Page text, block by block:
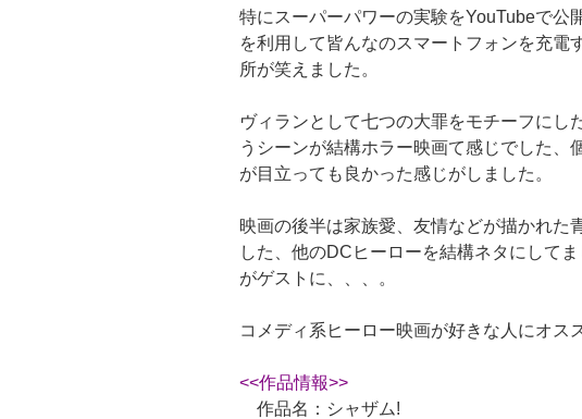
特にスーパーパワーの実験をYouTubeで公
を利用して皆んなのスマートフォンを充電
所が笑えました。
ヴィランとして七つの大罪をモチーフにし
うシーンが結構ホラー映画て感じでした、
が目立っても良かった感じがしました。
映画の後半は家族愛、友情などが描かれた
した、他のDCヒーローを結構ネタにして
がゲストに、、、。
コメディ系ヒーロー映画が好きな人にオス
<<作品情報>>
作品名：シャザム!